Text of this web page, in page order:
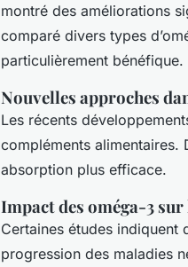
montré des améliorations
comparé divers types
particulièrement bénéfique.
Nouvelles approches
Les récents
compléments alimentaires.
absorption plus efficace.
Impact des oméga-3
Certaines études
progression des maladies